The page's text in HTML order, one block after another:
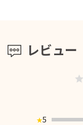
レビュー
★5